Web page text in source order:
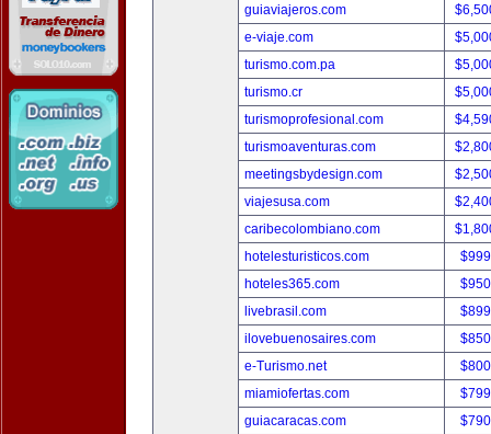
guiaviajeros.com
e-viaje.com
turismo.com.pa
turismo.cr
turismoprofesional.com
turismoaventuras.com
meetingsbydesign.com
viajesusa.com
caribecolombiano.com
hotelesturisticos.com
hoteles365.com
livebrasil.com
ilovebuenosaires.com
e-Turismo.net
miamiofertas.com
guiacaracas.com